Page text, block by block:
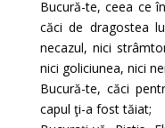
Bucură-te, ceea ce
căci de dragostea
necazul, nici
nici goliciunea, nici
Bucură-te, căci
capul ţi-a fost tăiat;